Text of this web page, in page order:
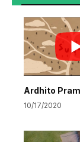
10/17/2020